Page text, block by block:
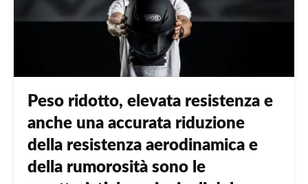
Peso ridotto, elevata resistenza e
anche una accurata riduzione
della resistenza aerodinamica e
della rumorosità sono le